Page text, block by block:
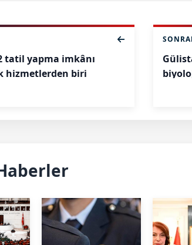
tatil yapma imkânı
hizmetlerden biri